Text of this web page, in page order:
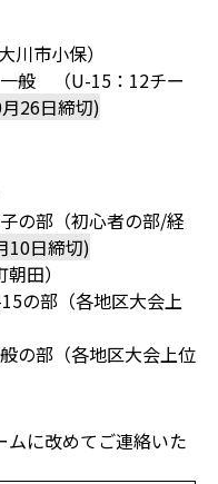
川市小保）
般 （U-15：12チー
26日締切)
部（初心者の部/経
10日締切)
田）
部（各地区大会上
部（各地区大会上位
に改めてご連絡いた